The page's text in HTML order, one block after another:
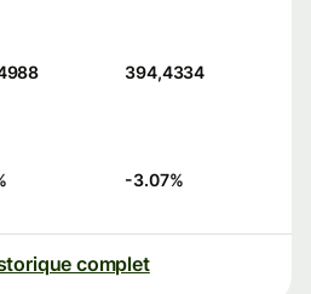
394,4334
-3.07%
complet